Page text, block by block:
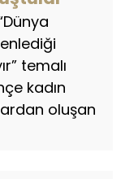
temalı
kadın
oluşan